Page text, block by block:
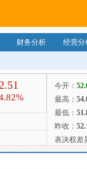
财务分析 经营分